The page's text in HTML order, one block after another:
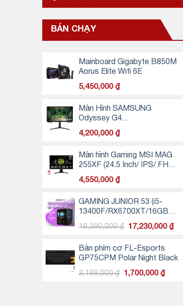
BÁN CHẠY
Mainboard Gigabyte B850M
Aorus Elite Wifi 6E
5,450,000 ₫
Màn Hình SAMSUNG
Odyssey G4
LS27BG400EEXXV (27 inch
- FHD - IPS - 240Hz)
4,200,000 ₫
Màn hình Gaming MSI MAG
255XF (24.5 Inch/ IPS/ FHD/
300Hz/ 0.5ms)
4,550,000 ₫
GAMING JUNIOR 53 (i5-
13400F/RX6700XT/16GB
RAM/256GB SSD NVMe)
18,390,000₫
Giá
là:
18,390,000 ₫.
17,230,000 ₫
là:
Bàn phím cơ FL-Esports
GP75CPM Polar Night Black
2,199,000₫
Giá
1,700,000 ₫